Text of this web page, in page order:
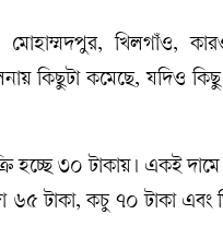
খিলগাঁও,
কিছুটা কমেছে, যদিও কিছু
হচ্ছে ৩০ টাকায়। একই
টাকা, কচু ৭০ টাকা এবং